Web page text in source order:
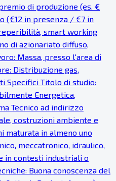
di produzione (es. €
(€12 in presenza / €7 in
smart working
di azionariato diffuso,
Massa, presso l'area di
Distribuzione gas,
Specifici Titolo di studio:
Energetica,
Tecnico ad indirizzo
costruzioni ambiente e
maturata in almeno uno
meccatronico, idraulico,
in contesti industriali o
Buona conoscenza del